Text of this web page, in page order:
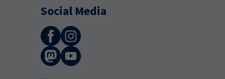
Social Media